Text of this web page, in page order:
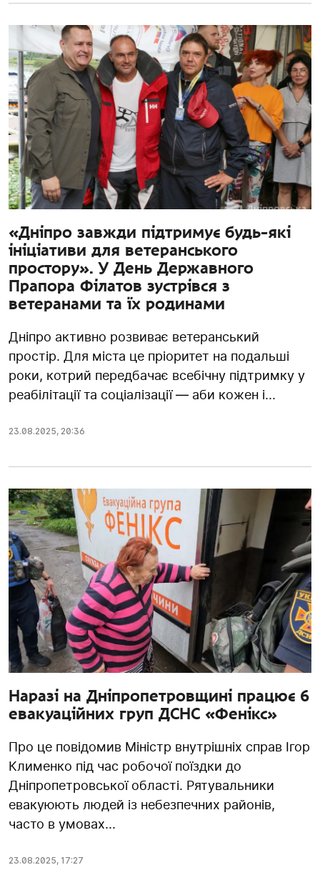
«Дніпро завжди підтримує будь-які
ініціативи для ветеранського
простору». У День Державного
Прапора Філатов зустрівся з
ветеранами та їх родинами
Дніпро активно розвиває ветеранський
простір. Для міста це пріоритет на подальші
роки, котрий передбачає всебічну підтримку у
реабілітації та соціалізації — аби кожен і...
23.08.2025, 20:36
Наразі на Дніпропетровщині працює 6
евакуаційних груп ДСНС «Фенікс»
Про це повідомив Міністр внутрішніх справ Ігор
Клименко під час робочої поїздки до
Дніпропетровської області. Рятувальники
евакуюють людей із небезпечних районів,
часто в умовах...
23.08.2025, 17:27